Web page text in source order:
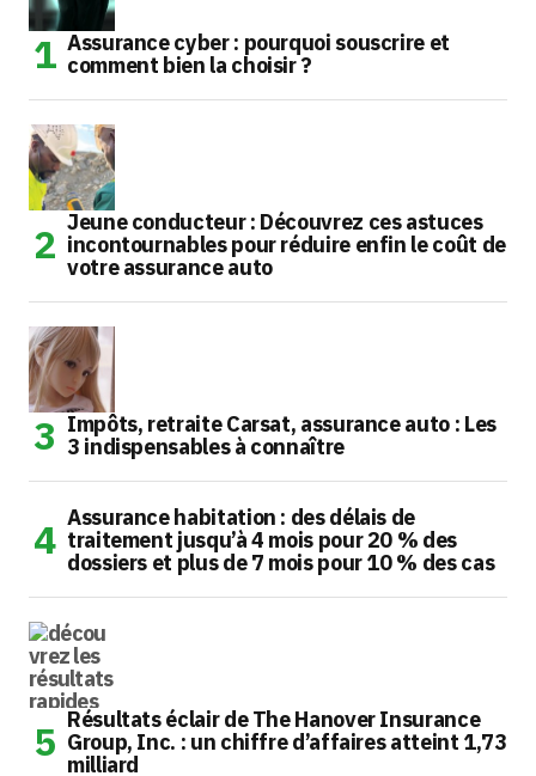
Assurance cyber : pourquoi souscrire et
comment bien la choisir ?
Jeune conducteur : Découvrez ces astuces
incontournables pour réduire enfin le coût de
votre assurance auto
Impôts, retraite Carsat, assurance auto : Les
3 indispensables à connaître
Assurance habitation : des délais de
traitement jusqu’à 4 mois pour 20 % des
dossiers et plus de 7 mois pour 10 % des cas
Résultats éclair de The Hanover Insurance
Group, Inc. : un chiffre d’affaires atteint 1,73
milliard